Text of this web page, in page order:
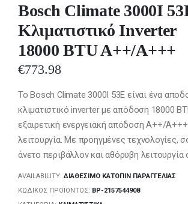
Bosch Climate 3000I
Κλιματιστικό Inverter
18000 BTU A++/A+++
€773.98
Το Bosch Climate 3000I 53E είναι ένα
κλιματιστικό inverter με απόδοση 18000
εξαιρετική ενεργειακή απόδοση A++/A+++
λειτουργία. Με προηγμένες τεχνολογίες,
άνετο περιβάλλον και αθόρυβη
AVAILABILITY:ΔΙΑΘΈΣΙΜΟ ΚΑΤΌΠΙΝ ΠΑΡΑΓΓΕΛΊΑΣ
ΚΩΔΙΚΌΣ ΠΡΟΪΌΝΤΟΣ: BP-2157544908